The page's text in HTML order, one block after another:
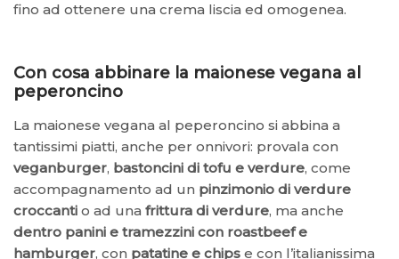
fino ad ottenere una crema liscia ed omogenea.
Con cosa abbinare la maionese vegana al
peperoncino
La maionese vegana al peperoncino si abbina a
tantissimi piatti, anche per onnivori: provala con
veganburger, bastoncini di tofu e verdure, come
accompagnamento ad un pinzimonio di verdure
croccanti o ad una frittura di verdure, ma anche
dentro panini e tramezzini con roastbeef e
hamburger, con patatine e chips e con l’italianissima